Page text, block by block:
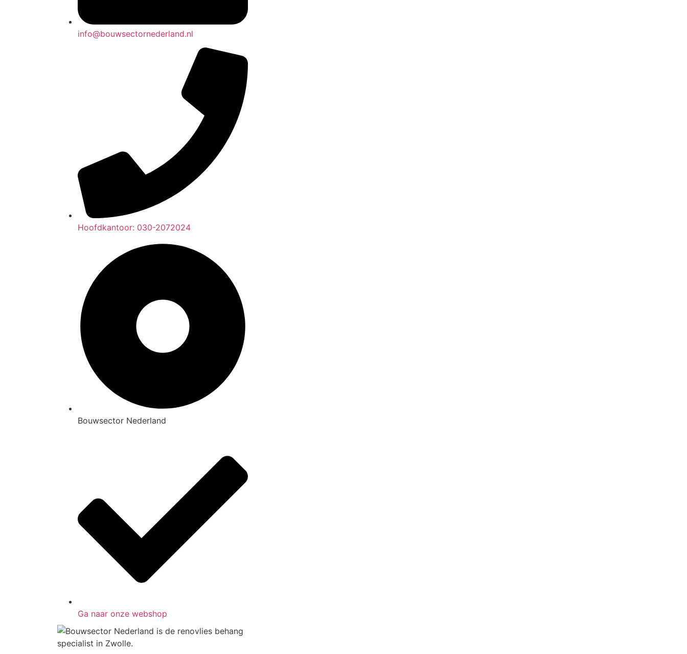
info@bouwsectornederland.nl
Hoofdkantoor: 030-2072024
Bouwsector Nederland
Ga naar onze webshop